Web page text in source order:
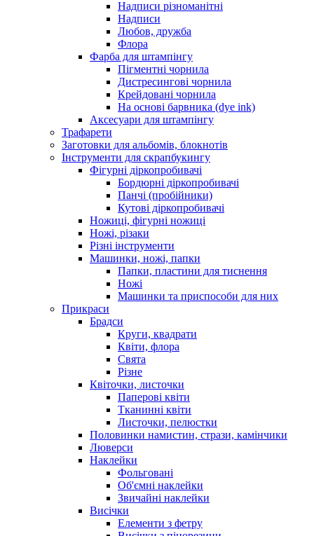
Надписи різноманітні
Надписи
Любов, дружба
Флора
Фарба для штампінгу
Пігментні чорнила
Дистресингові чорнила
Крейдовані чорнила
На основі барвника (dye ink)
Аксесуари для штампінгу
Трафарети
Заготовки для альбомів, блокнотів
Інструменти для скрапбукингу
Фігурні діркопробивачі
Бордюрні діркопробивачі
Панчі (пробійники)
Кутові діркопробивачі
Ножиці, фігурні ножиці
Ножі, різаки
Різні інструменти
Машинки, ножі, папки
Папки, пластини для тиснення
Ножі
Машинки та приспособи для них
Прикраси
Брадси
Круги, квадрати
Квіти, флора
Свята
Різне
Квіточки, листочки
Паперові квіти
Тканинні квіти
Листочки, пелюстки
Половинки намистин, стрази, камінчики
Люверси
Наклейки
Фольговані
Об'ємні наклейки
Звичайні наклейки
Висічки
Елементи з фетру